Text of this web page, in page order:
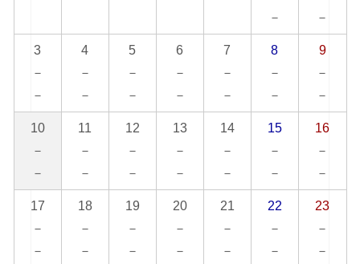
－
－
3
－
－
4
－
－
5
－
－
6
－
－
7
－
－
8
－
－
9
－
－
10
－
－
11
－
－
12
－
－
13
－
－
14
－
－
15
－
－
16
－
－
17
－
－
18
－
－
19
－
－
20
－
－
21
－
－
22
－
－
23
－
－